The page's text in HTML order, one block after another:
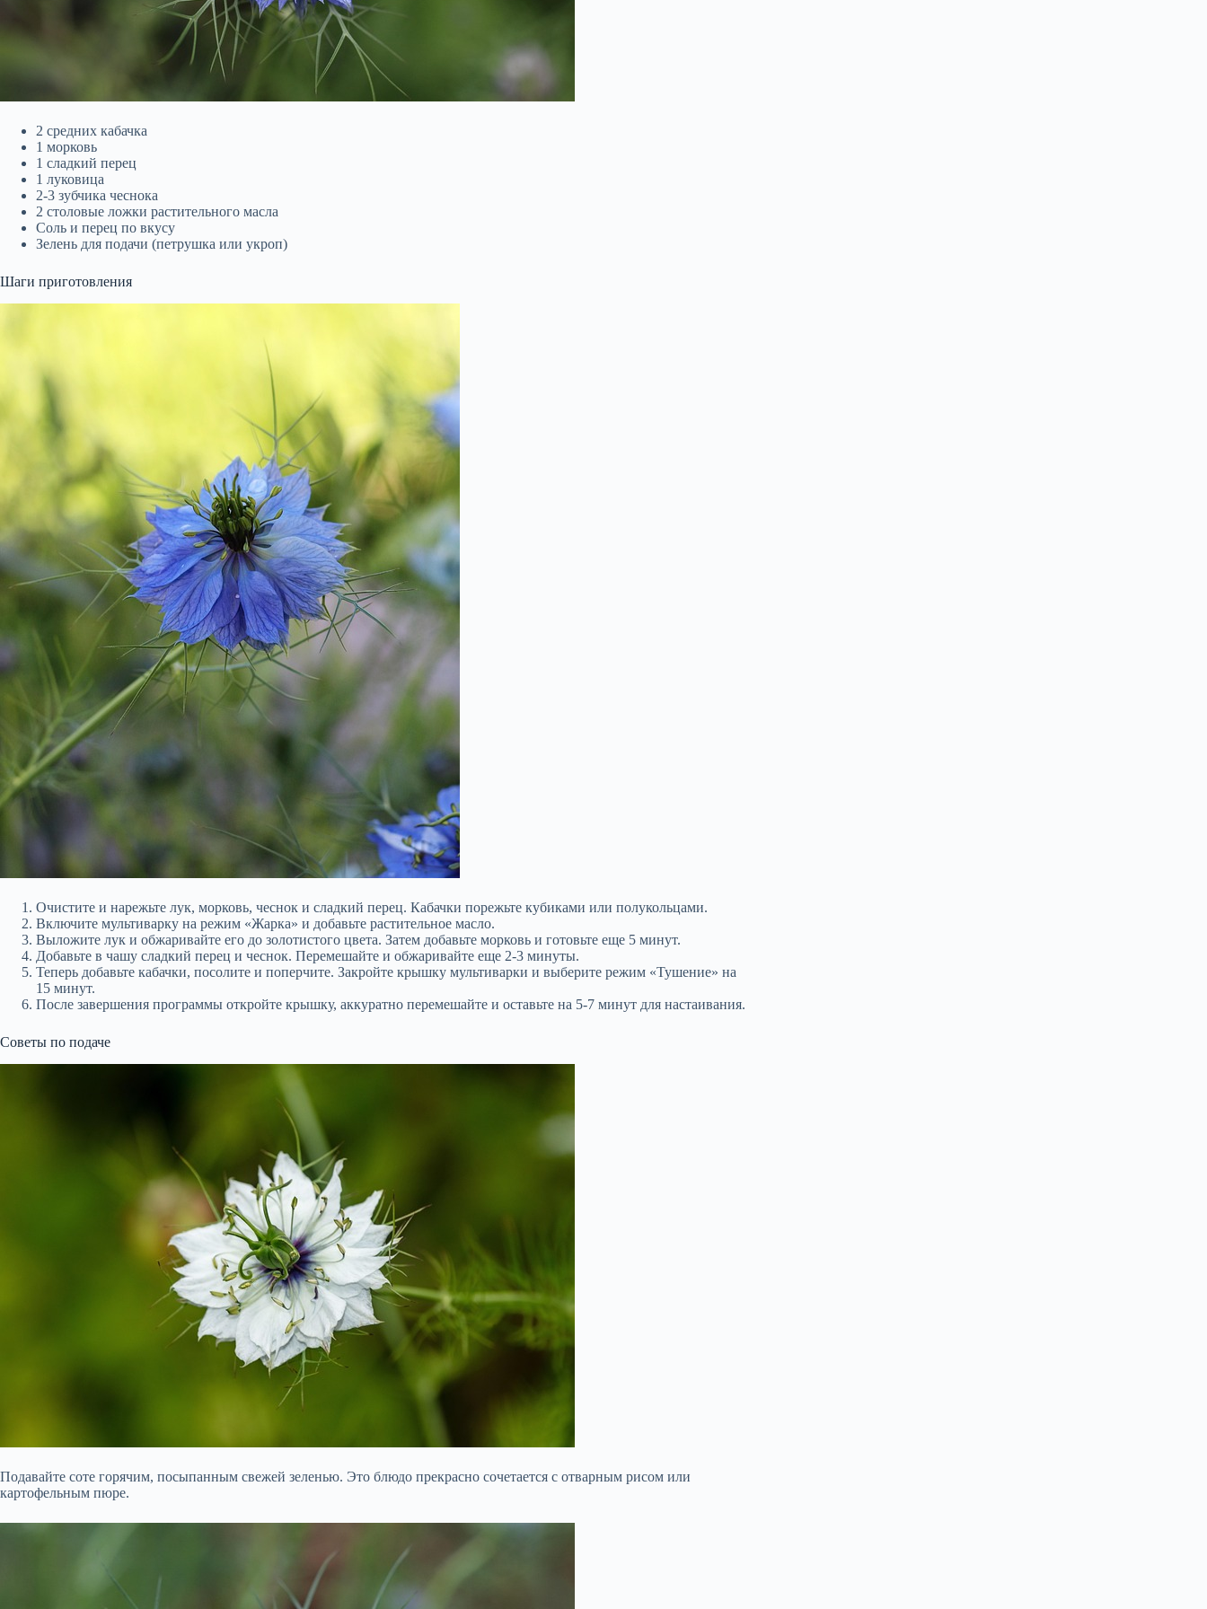
2 средних кабачка
1 морковь
1 сладкий перец
1 луковица
2-3 зубчика чеснока
2 столовые ложки растительного масла
Соль и перец по вкусу
Зелень для подачи (петрушка или укроп)
Шаги приготовления
Очистите и нарежьте лук, морковь, чеснок и сладкий перец. Кабачки порежьте кубиками или полукольцами.
Включите мультиварку на режим «Жарка» и добавьте растительное масло.
Выложите лук и обжаривайте его до золотистого цвета. Затем добавьте морковь и готовьте еще 5 минут.
Добавьте в чашу сладкий перец и чеснок. Перемешайте и обжаривайте еще 2-3 минуты.
Теперь добавьте кабачки, посолите и поперчите. Закройте крышку мультиварки и выберите режим «Тушение» на
15 минут.
После завершения программы откройте крышку, аккуратно перемешайте и оставьте на 5-7 минут для настаивания.
Советы по подаче
Подавайте соте горячим, посыпанным свежей зеленью. Это блюдо прекрасно сочетается с отварным рисом или
картофельным пюре.